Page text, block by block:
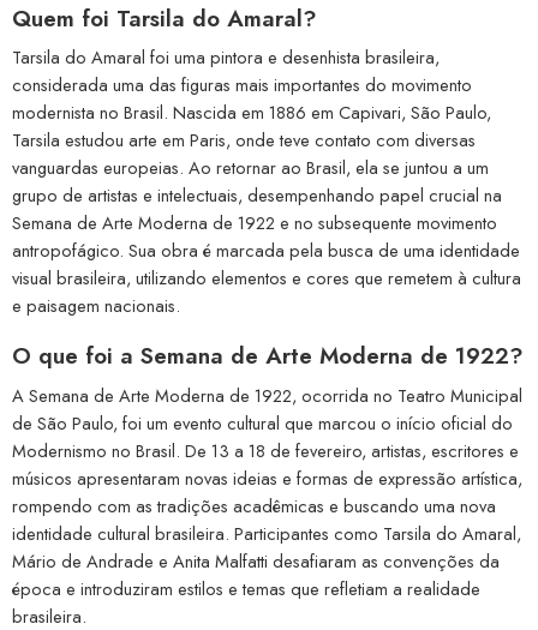
Quem foi Tarsila do Amaral?
Tarsila do Amaral foi uma pintora e desenhista brasileira,
considerada uma das figuras mais importantes do movimento
modernista no Brasil. Nascida em 1886 em Capivari, São Paulo,
Tarsila estudou arte em Paris, onde teve contato com diversas
vanguardas europeias. Ao retornar ao Brasil, ela se juntou a um
grupo de artistas e intelectuais, desempenhando papel crucial na
Semana de Arte Moderna de 1922 e no subsequente movimento
antropofágico. Sua obra é marcada pela busca de uma identidade
visual brasileira, utilizando elementos e cores que remetem à cultura
e paisagem nacionais.
O que foi a Semana de Arte Moderna de 1922?
A Semana de Arte Moderna de 1922, ocorrida no Teatro Municipal
de São Paulo, foi um evento cultural que marcou o início oficial do
Modernismo no Brasil. De 13 a 18 de fevereiro, artistas, escritores e
músicos apresentaram novas ideias e formas de expressão artística,
rompendo com as tradições acadêmicas e buscando uma nova
identidade cultural brasileira. Participantes como Tarsila do Amaral,
Mário de Andrade e Anita Malfatti desafiaram as convenções da
época e introduziram estilos e temas que refletiam a realidade
brasileira.